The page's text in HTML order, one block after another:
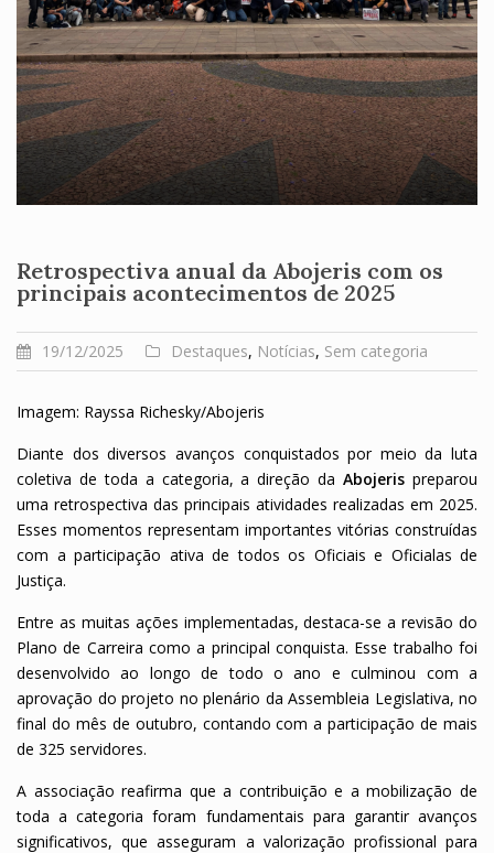
Retrospectiva anual da Abojeris com os
principais acontecimentos de 2025
19/12/2025 Destaques, Notícias, Sem categoria
Imagem: Rayssa Richesky/Abojeris
Diante dos diversos avanços conquistados por meio da luta
coletiva de toda a categoria, a direção daAbojerispreparou
uma retrospectiva das principais atividades realizadas em 2025.
Esses momentos representam importantes vitórias construídas
com a participação ativa de todos os Oficiais e Oficialas de
Justiça.
Entre as muitas ações implementadas, destaca-se a revisão do
Plano de Carreira como a principal conquista. Esse trabalho foi
desenvolvido ao longo de todo o ano e culminou com a
aprovação do projeto no plenário da Assembleia Legislativa, no
final do mês de outubro, contando com a participação de mais
de 325 servidores.
A associação reafirma que a contribuição e a mobilização de
toda a categoria foram fundamentais para garantir avanços
significativos, que asseguram a valorização profissional para